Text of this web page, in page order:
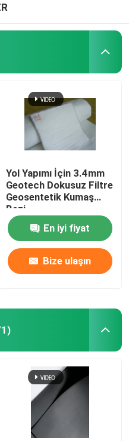
Yol Yapımı İçin 3.4mm
Geotech Dokusuz Filtre
Geosentetik Kumaş
Bezi
En iyi fiyat
Bize ulaşın